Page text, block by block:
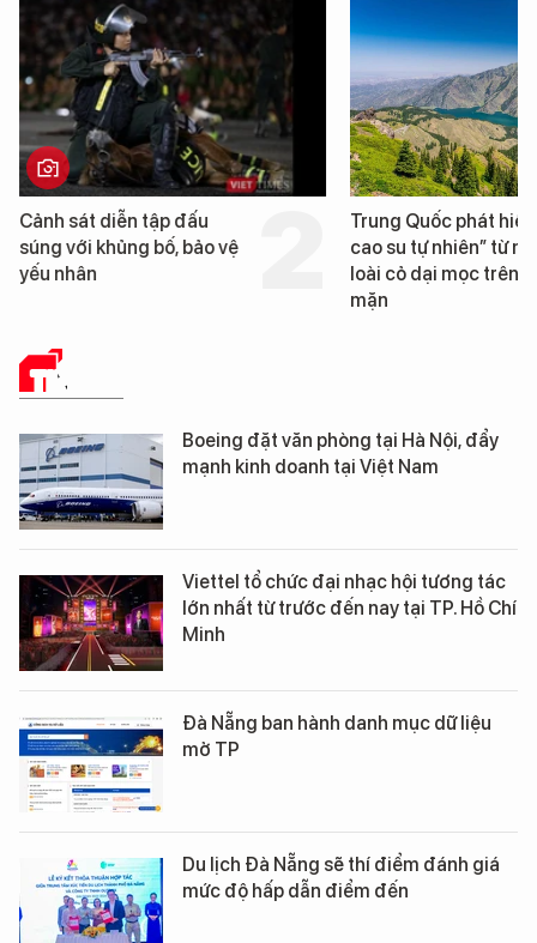
Trung Quốc phát hiện “mỏ
cao su tự nhiên” từ một
loài cỏ dại mọc trên đất
Loạt dự án bất động
Đà Nẵng sắp bị kiểm
TIN TỨC
Boeing đặt văn phòng tại Hà Nội, đẩy
mạnh kinh doanh tại Việt Nam
Viettel tổ chức đại nhạc hội tương tác
lớn nhất từ trước đến nay tại TP. Hồ Chí
Minh
Đà Nẵng ban hành danh mục dữ liệu
mở TP
Du lịch Đà Nẵng sẽ thí điểm đánh giá
mức độ hấp dẫn điểm đến